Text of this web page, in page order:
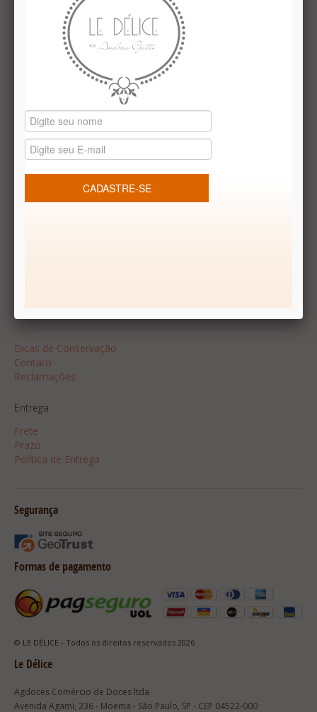
Institucional
Quem Somos
Le Délice Atelier
Lista de comparação
Vale presentes
Produtos temáticos
REDES SOCIAIS
Dicas de Conservação
Contato
Reclamações
Entrega
Frete
Prazo
Política de Entrega
Segurança
Formas de pagamento
© LE DÉLICE - Todos os direitos reservados 2026
Le Délice
Agdoces Comércio de Doces ltda
Avenida Agami, 236 - Moema - São Paulo, SP - CEP 04522-000